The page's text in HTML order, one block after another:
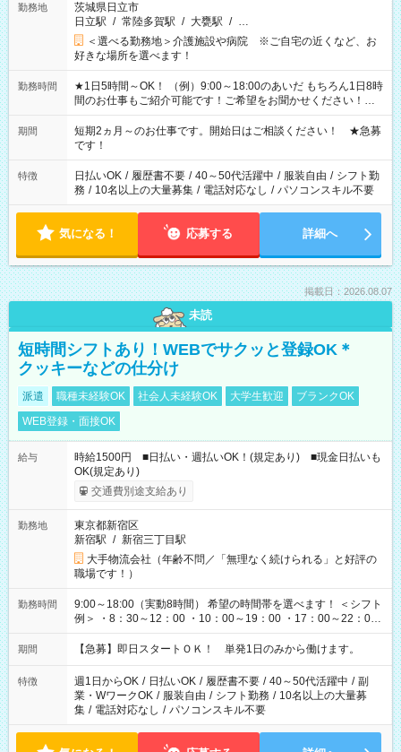
勤務地
茨城県日立市
日立駅 / 常陸多賀駅 / 大甕駅 / …
＜選べる勤務地＞介護施設や病院 ※ご自宅の近くなど、お
好きな場所を選べます！
勤務時間
★1日5時間～OK！ （例）9:00～18:00のあいだ もちろん1日8時
間のお仕事もご紹介可能です！ご希望をお聞かせください！★
家庭の都合でお休みが必要な場合も遠慮なくご相談ください。
※週最低15時間以上の勤務が必要です
期間
短期2ヵ月～のお仕事です。開始日はご相談ください！ ★急募
です！
特徴 日払いOK / 履歴書不要 / 40～50代活躍中 / 服装自由 / シフト勤
務 / 10名以上の大量募集 / 電話対応なし / パソコンスキル不要
気になる！ 応募する 詳細へ
掲載日：2026.08.07
未読
短時間シフトあり！WEBでサクッと登録OK＊
クッキーなどの仕分け
派遣 職種未経験OK 社会人未経験OK 大学生歓迎
ブランクOK
WEB登録・面接OK
給与
時給1500円 ■日払い・週払いOK！(規定あり) ■現金日払いも
OK(規定あり)
交通費別途支給あり
勤務地
東京都新宿区
新宿駅 / 新宿三丁目駅
大手物流会社（年齢不問／「無理なく続けられる」と好評の
職場です！）
勤務時間
9:00～18:00（実動8時間） 希望の時間帯を選べます！ ＜シフト
例＞ ・8：30～12：00 ・10：00～19：00 ・17：00～22：00
・13：00～22：00 ・22：00～翌6：00 など
期間 【急募】即日スタートＯＫ！ 単発1日のみから働けます。
特徴 週1日からOK / 日払いOK / 履歴書不要 / 40～50代活躍中 / 副
業・WワークOK / 服装自由 / シフト勤務 / 10名以上の大量募
集 / 電話対応なし / パソコンスキル不要